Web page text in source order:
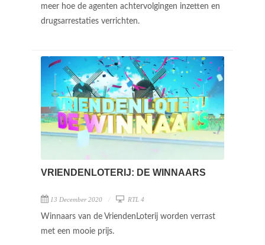
meer hoe de agenten achtervolgingen inzetten en
drugsarrestaties verrichten.
VRIENDENLOTERIJ: DE WINNAARS
13 December 2020 RTL 4
Winnaars van de VriendenLoterij worden verrast
met een mooie prijs.